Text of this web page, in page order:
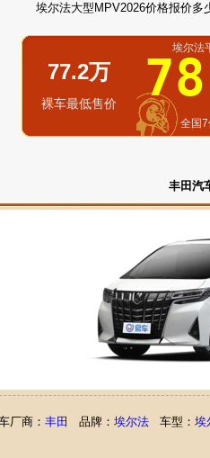
埃尔法大型MPV2026价格报价多
77.2万
裸车最低售价
埃尔法
全国
丰田汽
厂商： 丰田 品牌： 埃尔法车型： 埃